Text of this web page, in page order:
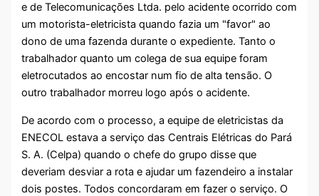
e de Telecomunicações Ltda. pelo acidente ocorrido com
um motorista-eletricista quando fazia um "favor" ao
dono de uma fazenda durante o expediente. Tanto o
trabalhador quanto um colega de sua equipe foram
eletrocutados ao encostar num fio de alta tensão. O
outro trabalhador morreu logo após o acidente.
De acordo com o processo, a equipe de eletricistas da
ENECOL estava a serviço das Centrais Elétricas do Pará
S. A. (Celpa) quando o chefe do grupo disse que
deveriam desviar a rota e ajudar um fazendeiro a instalar
dois postes. Todos concordaram em fazer o serviço. O